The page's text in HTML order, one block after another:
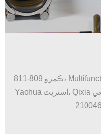
ڪمرو 809-811، Multifunction بلڊنگ، نمبر 1، ڪيچوانگ روڊ،
Yaohua اسٽريٽ، Qixia ضلعي، Nanjing، Jiangsu، China.